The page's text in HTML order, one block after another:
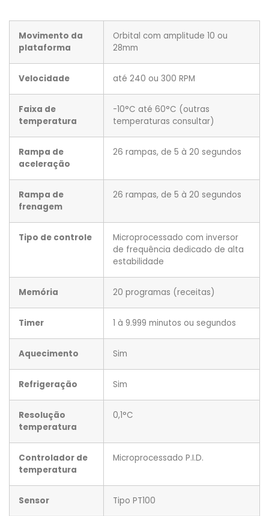
Movimento da
plataforma
Orbital com amplitude 10 ou
28mm
Velocidade até 240 ou 300 RPM
Faixa de
temperatura
-10°C até 60°C (outras
temperaturas consultar)
Rampa de
aceleração
26 rampas, de 5 à 20 segundos
Rampa de
frenagem
26 rampas, de 5 à 20 segundos
Tipo de controle
Microprocessado com inversor
de frequência dedicado de alta
estabilidade
Memória 20 programas (receitas)
Timer 1 à 9.999 minutos ou segundos
Aquecimento Sim
Refrigeração Sim
Resolução
temperatura
0,1°C
Controlador de
temperatura
Microprocessado P.I.D.
Sensor Tipo PT100